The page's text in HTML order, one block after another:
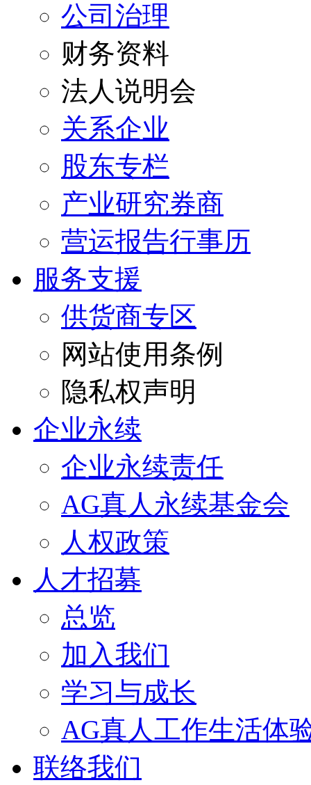
公司治理
财务资料
法人说明会
关系企业
股东专栏
产业研究券商
营运报告行事历
服务支援
供货商专区
网站使用条例
隐私权声明
企业永续
企业永续责任
AG真人永续基金会
人权政策
人才招募
总览
加入我们
学习与成长
AG真人工作生活体
联络我们